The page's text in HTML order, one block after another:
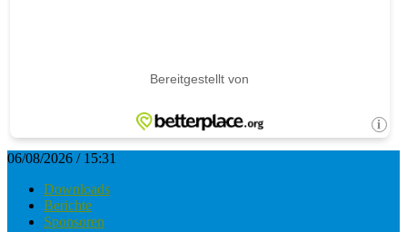
06/08/2026 / 15:31
Downloads
Berichte
Sponsoren